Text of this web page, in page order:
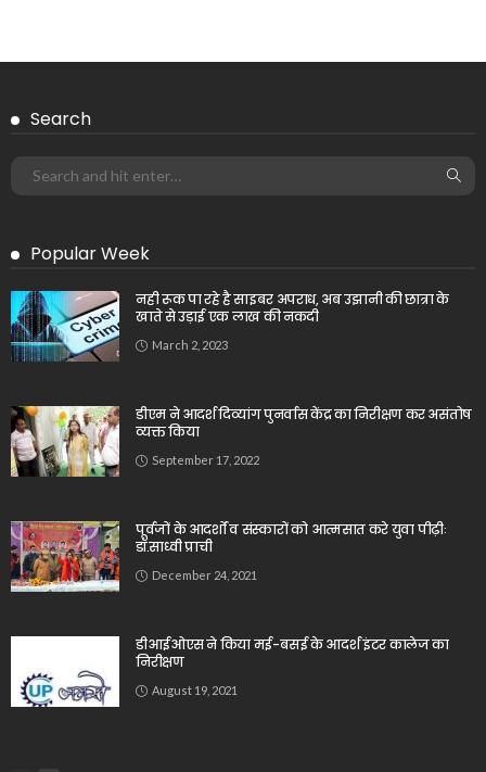
Search
Popular Week
नही रूक पा रहे है साइबर अपराध, अब उझानी की छात्रा के
खाते से उड़ाई एक लाख की नकदी
March 2, 2023
डीएम ने आदर्श दिव्यांग पुनर्वास केंद्र का निरीक्षण कर असंतोष
व्यक्त किया
September 17, 2022
पूर्वजों के आदर्शों व संस्कारों को आत्मसात करे युवा पीढ़ीः
डॉ.साध्वी प्राची
December 24, 2021
डीआईओएस ने किया मई-बसई के आदर्श इंटर कालेज का
निरीक्षण
August 19, 2021